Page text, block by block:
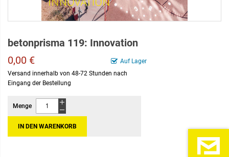
betonprisma 119: Innovation
Auf Lager
0,00 €
Versand innerhalb von 48-72 Stunden nach
Eingang der Bestellung
Menge
IN DEN WARENKORB